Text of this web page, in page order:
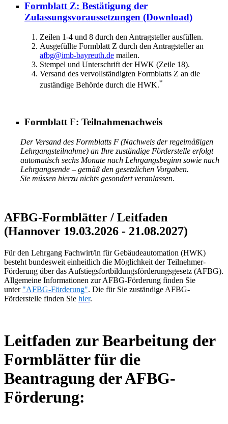
Formblatt Z: Bestätigung der
Zulassungsvoraussetzungen (Download)
Zeilen 1-4 und 8 durch den Antragsteller ausfüllen.
Ausgefüllte Formblatt Z durch den Antragsteller an
afbg@imb-bayreuth.de mailen.
Stempel und Unterschrift der HWK (Zeile 18).
Versand des vervollständigten Formblatts Z an die
zuständige Behörde durch die HWK.*
Formblatt F: Teilnahmenachweis
Der Versand des Formblatts F (Nachweis der regelmäßigen
Lehrgangsteilnahme) an Ihre zuständige Förderstelle erfolgt
automatisch sechs Monate nach Lehrgangsbeginn sowie nach
Lehrgangsende – gemäß den gesetzlichen Vorgaben.
Sie müssen hierzu nichts gesondert veranlassen.
AFBG-Formblätter / Leitfaden
(Hannover 19.03.2026 - 21.08.2027)
Für den Lehrgang Fachwirt/in für Gebäudeautomation (HWK)
besteht bundesweit einheitlich die Möglichkeit der Teilnehmer-
Förderung über das Aufstiegsfortbildungsförderungsgesetz (AFBG).
Allgemeine Informationen zur AFBG-Förderung finden Sie
unter "AFBG-Förderung". Die für Sie zuständige AFBG-
Förderstelle finden Sie hier.
Leitfaden zur Bearbeitung der
Formblätter für die
Beantragung der AFBG-
Förderung: